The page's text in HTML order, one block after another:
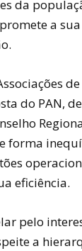
da
a
do PAN,
forma
eficiência.
pelo
a